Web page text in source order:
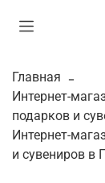
Главная
Интернет-
подарков и
Интернет-
и сувениров в